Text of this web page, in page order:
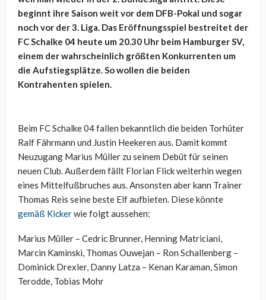
beginnt ihre Saison weit vor dem DFB-Pokal und sogar
noch vor der 3. Liga. Das Eröffnungsspiel bestreitet der
FC Schalke 04 heute um 20.30 Uhr beim Hamburger SV,
einem der wahrscheinlich größten Konkurrenten um
die Aufstiegsplätze. So wollen die beiden
Kontrahenten spielen.
Beim FC Schalke 04 fallen bekanntlich die beiden Torhüter
Ralf Fährmann und Justin Heekeren aus. Damit kommt
Neuzugang Marius Müller zu seinem Debüt für seinen
neuen Club. Außerdem fällt Florian Flick weiterhin wegen
eines Mittelfußbruches aus. Ansonsten aber kann Trainer
Thomas Reis seine beste Elf aufbieten. Diese könnte
gemäß Kickerwie folgt aussehen:
Marius Müller – Cedric Brunner, Henning Matriciani,
Marcin Kaminski, Thomas Ouwejan – Ron Schallenberg –
Dominick Drexler, Danny Latza – Kenan Karaman, Simon
Terodde, Tobias Mohr